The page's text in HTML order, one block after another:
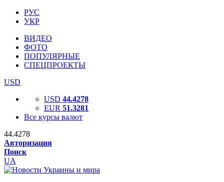
РУС
УКР
ВИДЕО
ФОТО
ПОПУЛЯРНЫЕ
СПЕЦПРОЕКТЫ
USD
USD 44.4278
EUR 51.3281
Все курсы валют
44.4278
Авторизация
Поиск
UA